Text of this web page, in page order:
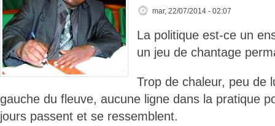
mar, 22/07/2014 - 02:07
La politique est-ce un
un jeu de chantage
Trop de chaleur, peu de
gauche du fleuve, aucune ligne dans la pratique
jours passent et se ressemblent.